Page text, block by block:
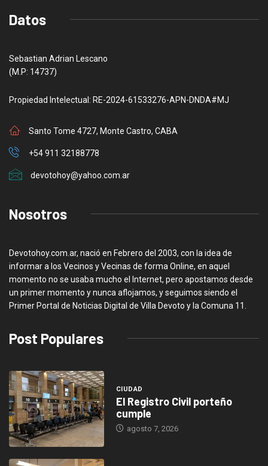
Datos
Sebastian Adrian Lescano
(M.P: 14737)
Propiedad Intelectual: RE-2024-61533276-APN-DNDA#MJ
Santo Tome 4727, Monte Castro, CABA
+54 911 32188778
devotohoy@yahoo.com.ar
Nosotros
Devotohoy.com.ar, nació en Febrero del 2003, con la idea de
informar a los Vecinos y Vecinas de forma Online, en aquel
momento no se usaba mucho el Internet, pero apostamos desde
un primer momento y nunca aflojamos, y seguimos siendo el
Primer Portal de Noticias Digital de Villa Devoto y la Comuna 11.
Post Populares
CIUDAD
El Registro Civil porteño
cumple
agosto 7, 2026